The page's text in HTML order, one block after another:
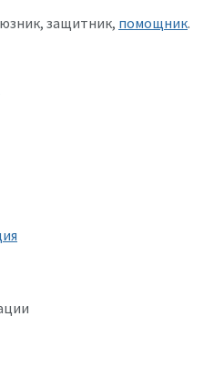
защитник, помощник.